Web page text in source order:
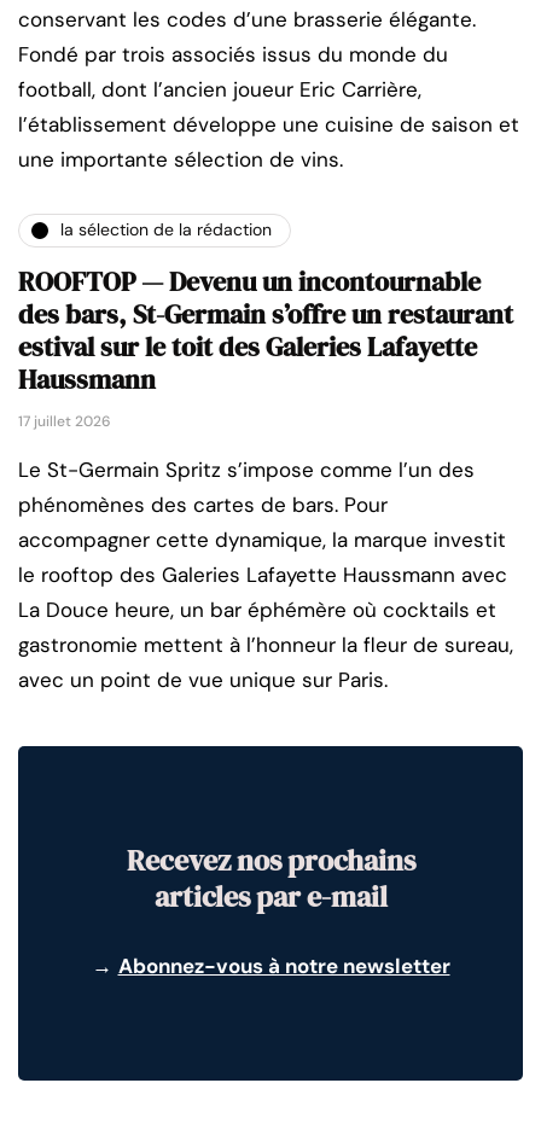
conservant les codes d’une brasserie élégante.
Fondé par trois associés issus du monde du
football, dont l’ancien joueur Eric Carrière,
l’établissement développe une cuisine de saison et
une importante sélection de vins.
la sélection de la rédaction
ROOFTOP — Devenu un incontournable
des bars, St-Germain s’offre un restaurant
estival sur le toit des Galeries Lafayette
Haussmann
17 juillet 2026
Le St-Germain Spritz s’impose comme l’un des
phénomènes des cartes de bars. Pour
accompagner cette dynamique, la marque investit
le rooftop des Galeries Lafayette Haussmann avec
La Douce heure, un bar éphémère où cocktails et
gastronomie mettent à l’honneur la fleur de sureau,
avec un point de vue unique sur Paris.
Recevez nos prochains
articles par e-mail
→ Abonnez-vous à notre newsletter